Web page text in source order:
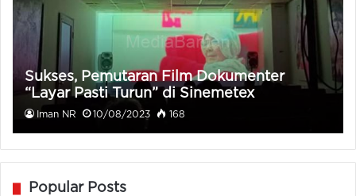
Sukses, Pemutaran Film Dokumenter
“Layar Pasti Turun” di Sinemetex
Iman NR 10/08/2023 168
Popular Posts